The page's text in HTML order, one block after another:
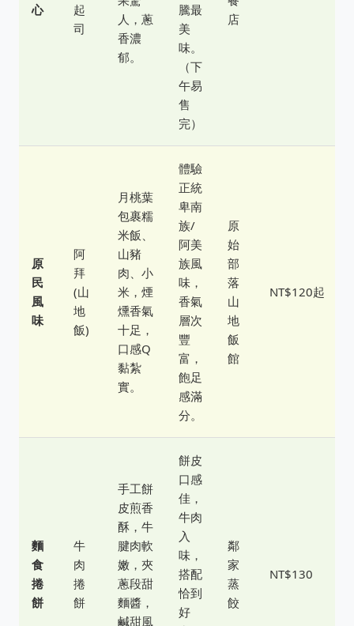
心
起
司
人，蔥
香濃
郁。
騰最
美
味。
（下
午易
售
完）
店
原
民
風
味
阿
拜
(山
地
飯)
月桃葉
包裹糯
米飯、
山豬
肉、小
米，煙
燻香氣
十足，
口感Q
黏紮
實。
體驗
正統
卑南
族/
阿美
族風
味，
香氣
層次
豐
富，
飽足
感滿
分。
原
始
部
落
山
地
飯
館
NT$120起
麵
食
捲
餅
牛
肉
捲
餅
手工餅
皮煎香
酥，牛
腱肉軟
嫩，夾
蔥段甜
麵醬，
鹹甜風
餅皮
口感
佳，
牛肉
入
味，
搭配
恰到
好
鄰
家
蒸
餃
NT$130